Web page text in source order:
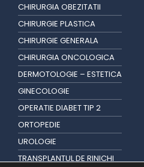
CHIRURGIA OBEZITATII
CHIRURGIE PLASTICA
CHIRURGIE GENERALA
CHIRURGIA ONCOLOGICA
DERMOTOLOGIE – ESTETICA
GINECOLOGIE
OPERATIE DIABET TIP 2
ORTOPEDIE
UROLOGIE
TRANSPLANTUL DE RINICHI